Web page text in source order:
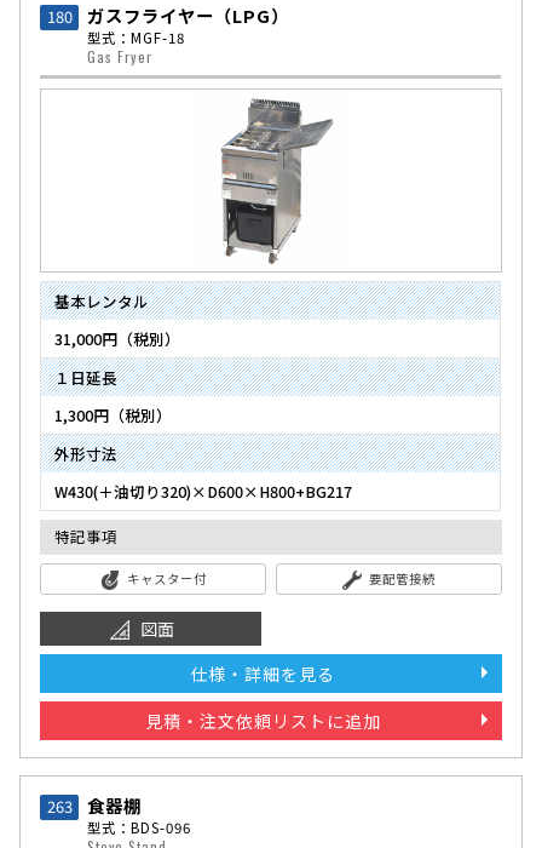
180 ガスフライヤー（LPG）
型式：MGF-18
Gas Fryer
基本レンタル
31,000円（税別）
１日延長
1,300円（税別）
外形寸法
W430(＋油切り320)×D600×H800+BG217
特記事項
キャスター付 要配管接続
図面
仕様・詳細を見る
見積・注文依頼リストに追加
263 食器棚
型式：BDS-096